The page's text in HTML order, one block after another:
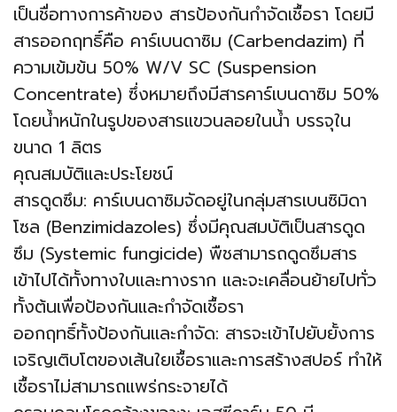
เป็นชื่อทางการค้าของ สารป้องกันกำจัดเชื้อรา โดยมี
สารออกฤทธิ์คือ คาร์เบนดาซิม (Carbendazim) ที่
ความเข้มข้น 50% W/V SC (Suspension
Concentrate) ซึ่งหมายถึงมีสารคาร์เบนดาซิม 50%
โดยน้ำหนักในรูปของสารแขวนลอยในน้ำ บรรจุใน
ขนาด 1 ลิตร
คุณสมบัติและประโยชน์
สารดูดซึม: คาร์เบนดาซิมจัดอยู่ในกลุ่มสารเบนซิมิดา
โซล (Benzimidazoles) ซึ่งมีคุณสมบัติเป็นสารดูด
ซึม (Systemic fungicide) พืชสามารถดูดซึมสาร
เข้าไปได้ทั้งทางใบและทางราก และจะเคลื่อนย้ายไปทั่ว
ทั้งต้นเพื่อป้องกันและกำจัดเชื้อรา
ออกฤทธิ์ทั้งป้องกันและกำจัด: สารจะเข้าไปยับยั้งการ
เจริญเติบโตของเส้นใยเชื้อราและการสร้างสปอร์ ทำให้
เชื้อราไม่สามารถแพร่กระจายได้